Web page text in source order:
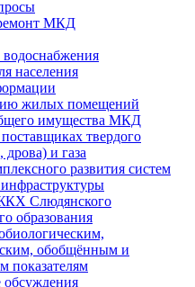
МКД
населения
жилых помещений
имущества МКД
твердого
дрова) и газа
развития систем
Слюдянского
образования
обобщённым и
показателям